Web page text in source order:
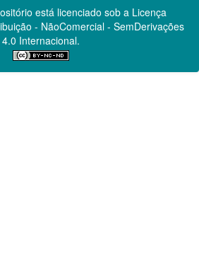
está licenciado sob a Licença
- NãoComercial - SemDerivações
4.0 Internacional.